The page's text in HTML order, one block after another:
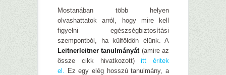
Mostanában több helyen
olvashattatok arról, hogy mire kell
figyelni egészségbiztosítási
szempontból, ha külföldön élünk. A
Leitnerleitner tanulmányát(amire az
össze cikk hivatkozott)itt éritek
el. Ez egy elég hosszú tanulmány, a